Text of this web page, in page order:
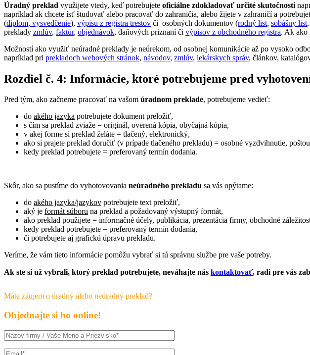
Úradný preklad využijete vtedy, keď potrebujete oficiálne zdokladovať určité skutočnosti
napríklad ak chcete ísť študovať alebo pracovať do zahraničia, alebo žijete v zahraničí a
(diplom, vysvedčenie), výpisu z registra trestov či osobných dokumentov (rodný list, sobášny list
preklady zmlúv, faktúr, objednávok, daňových priznaní či výpisov z obchodného registra. Ak ako
Možností ako využiť neúradné preklady je neúrekom, od osobnej komunikácie až po vysoko
napríklad pri prekladoch webových stránok, návodov, zmlúv, lekárskych správ, článkov,
Rozdiel č. 4: Informácie, ktoré potrebujeme pred
Pred tým, ako začneme pracovať na vašom úradnom preklade, potrebujeme vedieť:
do akého jazyka potrebujete dokument preložiť,
s čím sa preklad zviaže = originál, overená kópia, obyčajná kópia,
v akej forme si preklad želáte = tlačený, elektronický,
ako si prajete preklad doručiť (v prípade tlačeného prekladu) = osobné vyzdvihnutie,
kedy preklad potrebujete = preferovaný termín dodania.
Skôr, ako sa pustíme do vyhotovovania neúradného prekladu sa vás opýtame:
do akého jazyka/jazykov potrebujete text preložiť,
aký je formát súboru na preklad a požadovaný výstupný formát,
ako preklad použijete = informačné účely, publikácia, prezentácia firmy, obchodné
kedy preklad potrebujete = preferovaný termín dodania,
či potrebujete aj grafickú úpravu prekladu.
Veríme, že vám tieto informácie pomôžu vybrať si tú správnu službe pre vaše potreby.
Ak ste si už vybrali, ktorý preklad potrebujete, neváhajte nás kontaktovať, radi pre vás
Máte záujem o úradný alebo neúradný preklad?
Objednajte si ho online!